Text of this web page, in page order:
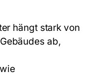
hängt stark von
ab,